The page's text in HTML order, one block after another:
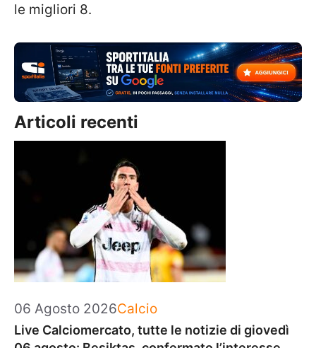
le migliori 8.
Articoli recenti
06 Agosto 2026Categorie
Calcio
Live Calciomercato, tutte le notizie di giovedì